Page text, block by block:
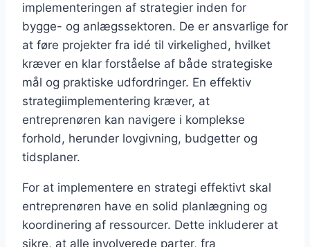
implementeringen af strategier inden for
bygge- og anlægssektoren. De er ansvarlige for
at føre projekter fra idé til virkelighed, hvilket
kræver en klar forståelse af både strategiske
mål og praktiske udfordringer. En effektiv
strategiimplementering kræver, at
entreprenøren kan navigere i komplekse
forhold, herunder lovgivning, budgetter og
tidsplaner.
For at implementere en strategi effektivt skal
entreprenøren have en solid planlægning og
koordinering af ressourcer. Dette inkluderer at
sikre, at alle involverede parter, fra